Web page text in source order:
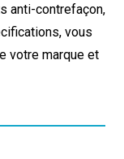
anti-contrefaçon,
vous
votre marque et